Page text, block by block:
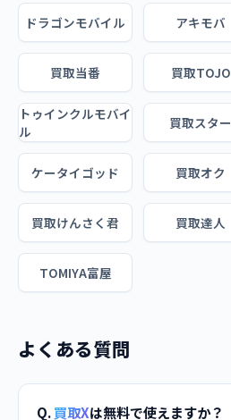
ドラゴンモバイル アキモバ
買取当番 買取TOJO
トゥインクルモバイ
ル
買取スター
ケータイゴッド 買取オク
買取けんさく君 買取達人
TOMIYA富屋
よくある質問
Q.買取Xは無料で使えますか？